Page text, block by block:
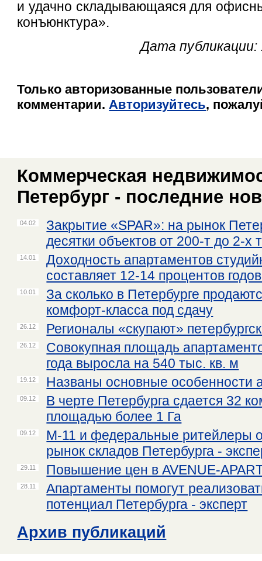
и удачно складывающаяся для
конъюнктура».
Дата публикации:
Только авторизованные
комментарии. Авторизуйтесь,
Коммерческая
Петербург - последние
04.02
Закрытие «SPAR»: на рынок
десятки объектов от 200-т до 2-х
14.01
Доходность апартаментов
составляет 12-14 процентов
10.01
За сколько в Петербурге
комфорт-класса под сдачу
26.12 Регионалы «скупают»
26.12
Совокупная площадь
года выросла на 540 тыс. кв. м
19.12 Названы основные особенности
09.12
В черте Петербурга сдается 32
площадью более 1 Га
09.12
М-11 и федеральные ритейлеры
рынок складов Петербурга -
29.11 Повышение цен в AVENUE-
28.11
Апартаменты помогут
потенциал Петербурга - эксперт
Архив публикаций